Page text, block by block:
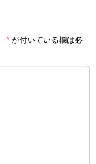
* が付いている欄は必